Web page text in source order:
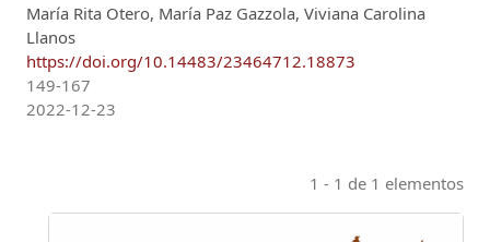
María Rita Otero, María Paz Gazzola, Viviana Carolina
Llanos
https://doi.org/10.14483/23464712.18873
149-167
2022-12-23
1 - 1 de 1 elementos